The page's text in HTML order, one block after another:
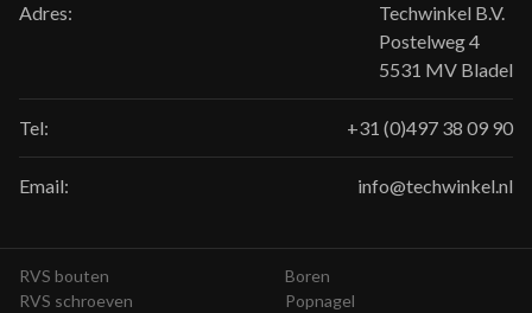
Adres:
Techwinkel B.V.
Postelweg 4
5531 MV Bladel
Tel: +31 (0)497 38 09 90
Email: info@techwinkel.nl
RVS bouten
RVS schroeven
Boren
Popnagel